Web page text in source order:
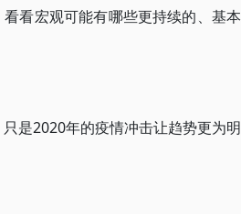
看宏观可能有哪些更持续的、基本
是2020年的疫情冲击让趋势更为明